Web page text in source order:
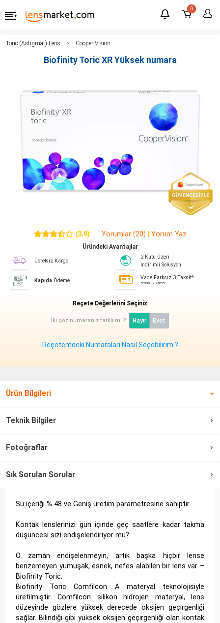
0
Toric (Astigmat) Lens Cooper Vision
Biofinity Toric XR Yüksek numara
(3.9) Yorumlar (20) Yorum Yaz
Üründeki Avantajlar
Ücretsiz Kargo
2 Kutu Üzeri
İndirimli Solüsyon
Kapıda Ödeme Vade Farksız 3 Taksit*
*2000 TL Üzeri
Reçete Değerlerini Seçiniz
İki göz numaranız farklı mı ? Hayır Evet
Reçetemdeki Numaraları Nasıl Seçebilirim ?
Ürün Bilgileri
Teknik Bilgiler
Fotoğraflar
Sık Sorulan Sorular
Su içeriği % 48 ve Geniş üretim parametresine sahiptir.
Kontak lenslerinizi gün içinde geç saatlere kadar takma
düşüncesi sizi endişelendiriyor mu?
O zaman endişelenmeyin, artık başka hiçbir lense
benzemeyen yumuşak, esnek, nefes alabilen bir lens var –
Biofinity Toric.
Biofinity Toric Comfilcon A materyal teknolojisiyle
üretilmiştir. Comfilcon silikon hidrojen materyal, lens
düzeyinde gözlere yüksek derecede oksijen geçirgenliği
sağlar. Bilindiği gibi yüksek oksijen geçirgenliği olan kontak